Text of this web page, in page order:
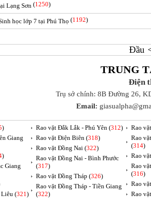
Lạng Sơn (1250)
học lớp 7 tại Phú Thọ (1192)
Đầu
TRUNG
Điện
Trụ sở chính: 8B Đường 26,
Email:
)
Giang
)
Giang
Liêu (321)
Rao vặt Đắk Lắk - Phú Yên (312)
Rao vặt Điện Biên (318)
Rao vặt Đồng Nai (322)
Rao vặt Đồng Nai - Bình Phước
(317)
Rao vặt Đồng Tháp (326)
Rao vặt Đồng Tháp - Tiền Giang
(322)
Rao
Rao
(314)
Rao
Rao
(316)
Rao
Rao